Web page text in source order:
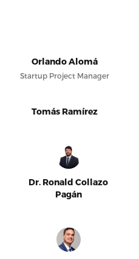
Orlando Alomá
Startup Project Manager
Tomás Ramírez
Dr. Ronald Collazo
Pagán